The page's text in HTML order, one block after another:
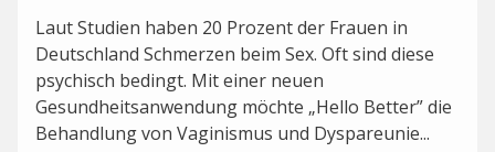
Laut Studien haben 20 Prozent der Frauen in
Deutschland Schmerzen beim Sex. Oft sind diese
psychisch bedingt. Mit einer neuen
Gesundheitsanwendung möchte „Hello Better” die
Behandlung von Vaginismus und Dyspareunie...